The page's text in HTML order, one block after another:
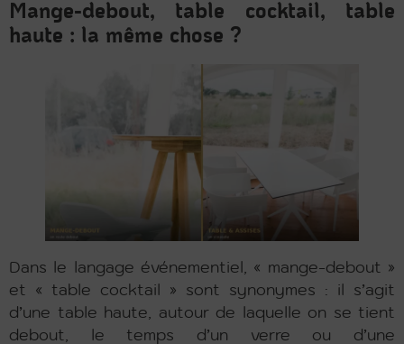
Mange-debout, table cocktail, table
haute : la même chose ?
Dans le langage événementiel, « mange-debout »
et « table cocktail » sont synonymes : il s’agit
d’une table haute, autour de laquelle on se tient
debout, le temps d’un verre ou d’une